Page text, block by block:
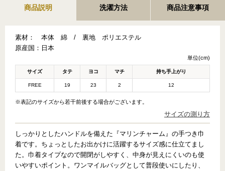
商品説明 洗濯方法 商品注意事項
素材：
本体 綿 / 裏地 ポリエステル
原産国： 日本
単位(cm)
サイズ タテ ヨコ マチ 持ち手上がり
FREE 19 23 2 12
※表記のサイズから若干前後する場合がございます。
サイズの測り方
しっかりとしたハンドルを備えた『マリンチャーム』の手つき巾
着です。ちょっとしたお出かけに活躍するサイズ感に仕立てまし
た。巾着タイプなので開閉がしやすく、中身が見えにくいのも使
いやすいポイント。ワンマイルバッグとして普段使いにしたり、